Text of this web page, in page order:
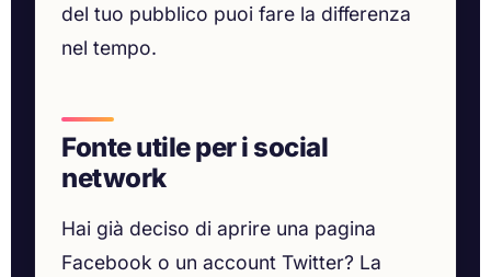
del tuo pubblico puoi fare la differenza
nel tempo.
Fonte utile per i social
network
Hai già deciso di aprire una pagina
Facebook o un account Twitter? La